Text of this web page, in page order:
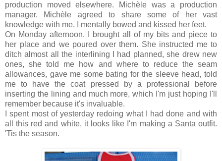
production moved elsewhere. Michèle was a production
manager. Michèle agreed to share some of her vast
knowledge with me. I mentally bowed and kissed her feet.
On Monday afternoon, I brought all of my bits and piece to
her place and we poured over them. She instructed me to
ditch almost all the interlining I had planned, she drew new
ones, she told me how and where to reduce the seam
allowances, gave me some bating for the sleeve head, told
me to have the coat pressed by a professional before
inserting the lining and much more, which I'm just hoping I'll
remember because it's invaluable.
I spent most of yesterday redoing what I had done and with
all this red and white, it looks like I'm making a Santa outfit.
'Tis the season.